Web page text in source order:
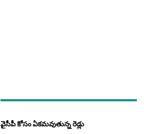
వైసీపీ కోసం ఏక‌మ‌వుతున్న రెడ్లు